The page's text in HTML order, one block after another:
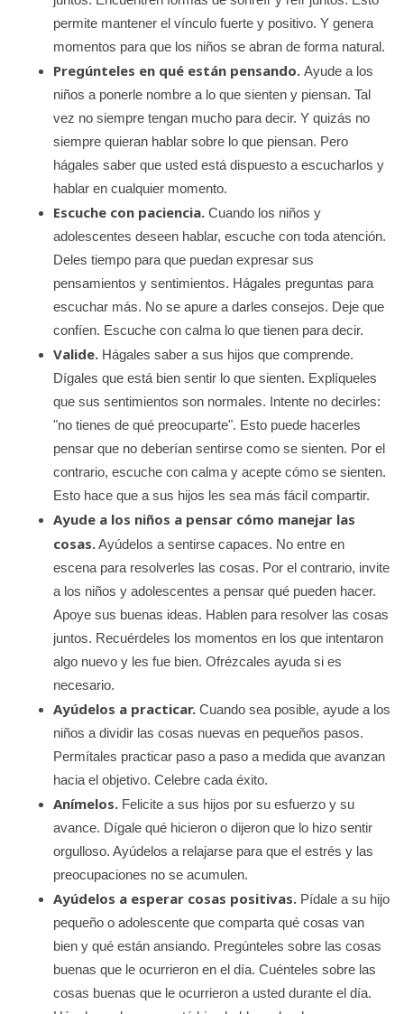
permite mantener el vínculo fuerte y positivo. Y genera
momentos para que los niños se abran de forma natural.
Pregúnteles en qué están pensando.Ayude a los
niños a ponerle nombre a lo que sienten y piensan. Tal
vez no siempre tengan mucho para decir. Y quizás no
siempre quieran hablar sobre lo que piensan. Pero
hágales saber que usted está dispuesto a escucharlos y
hablar en cualquier momento.
Escuche con paciencia. Cuando los niños y
adolescentes deseen hablar, escuche con toda atención.
Deles tiempo para que puedan expresar sus
pensamientos y sentimientos. Hágales preguntas para
escuchar más. No se apure a darles consejos. Deje que
confíen. Escuche con calma lo que tienen para decir.
Valide. Hágales saber a sus hijos que comprende.
Dígales que está bien sentir lo que sienten. Explíqueles
que sus sentimientos son normales. Intente no decirles:
"no tienes de qué preocuparte". Esto puede hacerles
pensar que no deberían sentirse como se sienten. Por el
contrario, escuche con calma y acepte cómo se sienten.
Esto hace que a sus hijos les sea más fácil compartir.
Ayude a los niños a pensar cómo manejar las
cosas.Ayúdelos a sentirse capaces. No entre en
escena para resolverles las cosas. Por el contrario, invite
a los niños y adolescentes a pensar qué pueden hacer.
Apoye sus buenas ideas. Hablen para resolver las cosas
juntos. Recuérdeles los momentos en los que intentaron
algo nuevo y les fue bien. Ofrézcales ayuda si es
necesario.
Ayúdelos a practicar. Cuando sea posible, ayude a los
niños a dividir las cosas nuevas en pequeños pasos.
Permítales practicar paso a paso a medida que avanzan
hacia el objetivo. Celebre cada éxito.
Anímelos. Felicite a sus hijos por su esfuerzo y su
avance. Dígale qué hicieron o dijeron que lo hizo sentir
orgulloso. Ayúdelos a relajarse para que el estrés y las
preocupaciones no se acumulen.
Ayúdelos a esperar cosas positivas. Pídale a su hijo
pequeño o adolescente que comparta qué cosas van
bien y qué están ansiando. Pregúnteles sobre las cosas
buenas que le ocurrieron en el día. Cuénteles sobre las
cosas buenas que le ocurrieron a usted durante el día.